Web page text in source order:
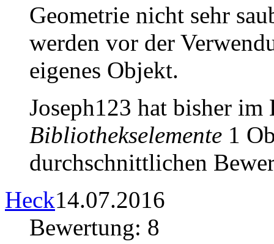
Geometrie nicht sehr
werden vor der
eigenes Objekt.
Joseph123 hat bisher
Bibliothekselemente 1
durchschnittlichen
Heck14.07.2016
Bewertung: 8